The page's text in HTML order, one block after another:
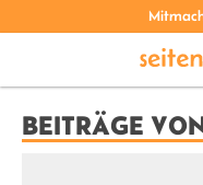
BEITRÄGE